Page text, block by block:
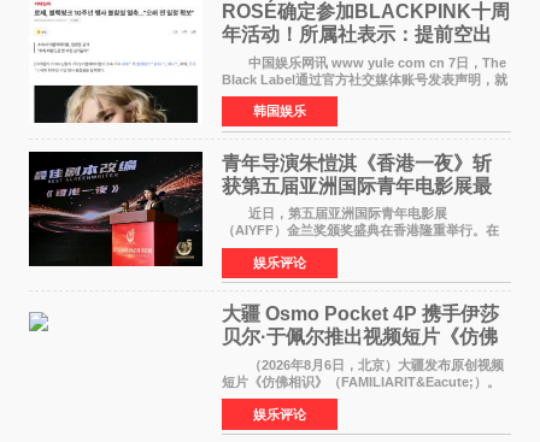
ROSÉ确定参加BLACKPINK十周
年活动！所属社表示：提前空出
了时间
中国娱乐网讯 www yule com cn 7日，The
Black Label通过官方社交媒体账号发表声明，就
近期网络上关于ROS&Eacute;个人行程及是否参
加BLACKPINK出道纪念活动的种种猜测作出正
式回应。 Th
韩国娱乐
青年导演朱愷淇《香港一夜》斩
获第五届亚洲国际青年电影展最
佳剧本改编奖
近日，第五届亚洲国际青年电影展
（AIYFF）金兰奖颁奖盛典在香港隆重举行。在
这场汇聚数百位海内外电影人、文化界人士及媒
体代表的亚洲青年影视盛会上，香港本土电影
《香港一夜》（Dawn in Ho
娱乐评论
大疆 Osmo Pocket 4P 携手伊莎
贝尔·于佩尔推出视频短片《仿佛
相识》
（2026年8月6日，北京）大疆发布原创视频
短片《仿佛相识》（FAMILIARIT&Eacute;）。
视频短片由戛纳国际电影节最佳女演员伊莎贝尔·
于佩尔（Isabelle Huppert）主演，全程使用大
疆首款双主摄口
娱乐评论